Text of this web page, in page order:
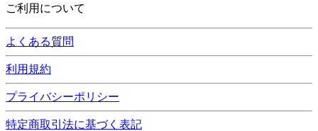
ご利用について
よくある質問
利用規約
プライバシーポリシー
特定商取引法に基づく表記